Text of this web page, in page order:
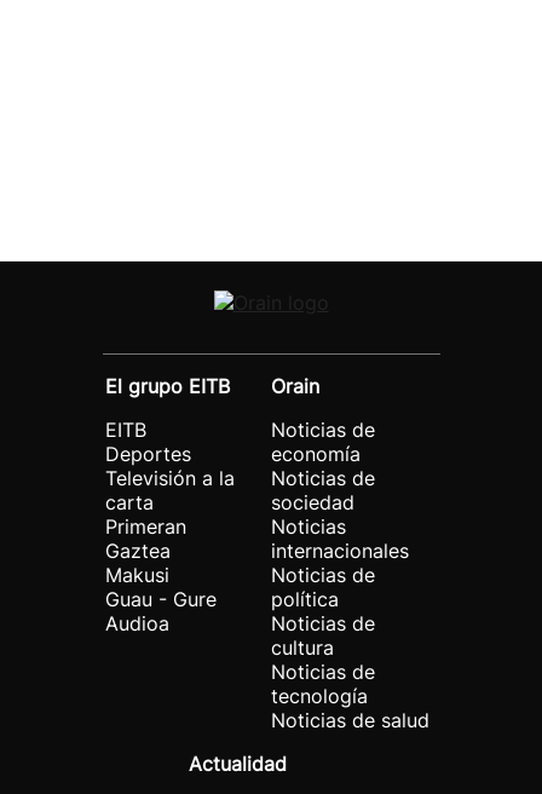
El grupo EITB
EITB
Deportes
Televisión a la
carta
Primeran
Gaztea
Makusi
Guau - Gure
Audioa
Orain
Noticias de
economía
Noticias de
sociedad
Noticias
internacionales
Noticias de
política
Noticias de
cultura
Noticias de
tecnología
Noticias de salud
Actualidad